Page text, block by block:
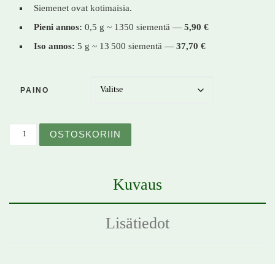
Siemenet ovat kotimaisia.
Pieni annos: 0,5 g ~ 1350 siementä — 5,90 €
Iso annos: 5 g ~ 13 500 siementä — 37,70 €
PAINO
OSTOSKORIIN
Kuvaus
Lisätiedot